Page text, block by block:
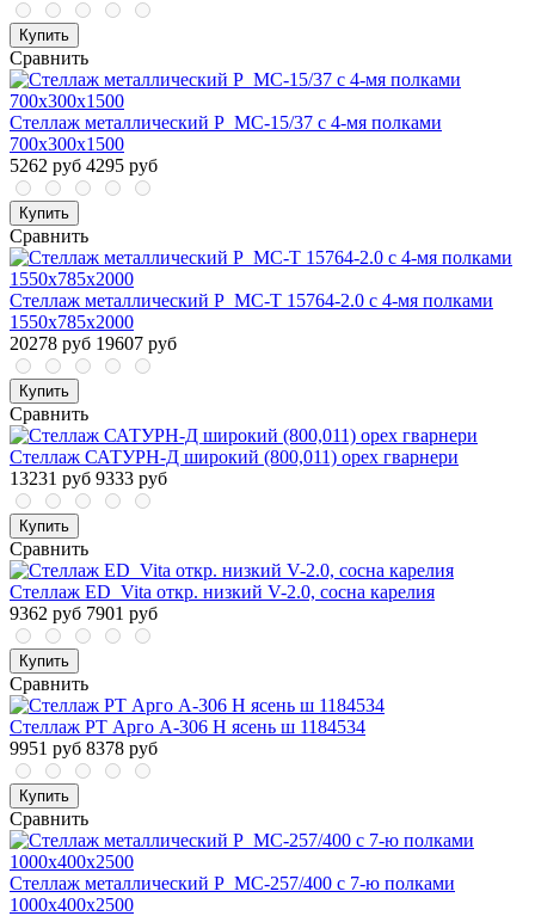
Купить
Сравнить
Стеллаж металлический P_МС-15/37 с 4-мя полками
700х300х1500
5262 руб 4295 руб
Купить
Сравнить
Стеллаж металлический P_МС-Т 15764-2.0 с 4-мя полками
1550х785х2000
20278 руб 19607 руб
Купить
Сравнить
Стеллаж САТУРН-Д широкий (800,011) орех гварнери
13231 руб 9333 руб
Купить
Сравнить
Стеллаж ED_Vita откр. низкий V-2.0, сосна карелия
9362 руб 7901 руб
Купить
Сравнить
Стеллаж PT Арго А-306 Н ясень ш 1184534
9951 руб 8378 руб
Купить
Сравнить
Стеллаж металлический P_МС-257/400 с 7-ю полками
1000x400x2500